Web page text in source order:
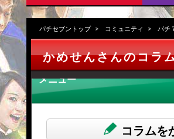
パチセブントップ コミュニティ パチ
かめせんさんのコラ
メニュー
コラムを